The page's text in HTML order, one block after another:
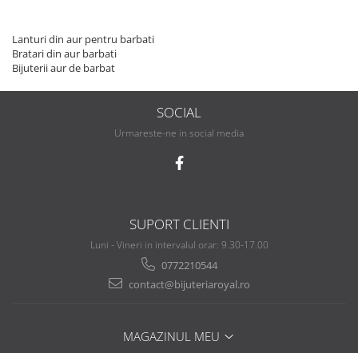
Lanturi din aur pentru barbati
Bratari din aur barbati
Bijuterii aur de barbat
SOCIAL
Urmareste-ne in social media
SUPORT CLIENTI
Luni - Vineri in intervalul orar: 9.30-17.00
0772210544
contact@bijuteriaroyal.ro
MAGAZINUL MEU